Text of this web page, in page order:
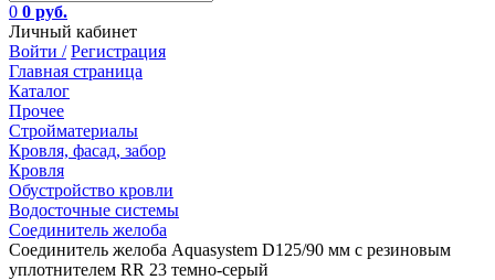
0 0 руб.
Личный кабинет
Войти / Регистрация
Главная страница
Каталог
Прочее
Стройматериалы
Кровля, фасад, забор
Кровля
Обустройство кровли
Водосточные системы
Соединитель желоба
Соединитель желоба Aquasystem D125/90 мм с резиновым
уплотнителем RR 23 темно-серый